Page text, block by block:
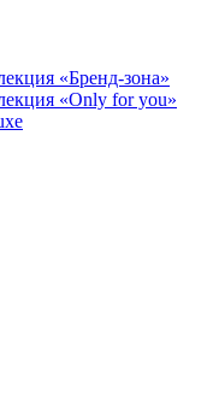
«Бренд-зона»
«Only for you»